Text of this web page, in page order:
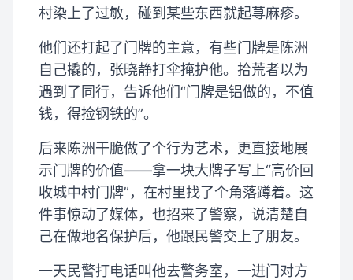
村染上了过敏，碰到某些东西就起荨麻疹。
他们还打起了门牌的主意，有些门牌是陈洲
自己撬的，张晓静打伞掩护他。拾荒者以为
遇到了同行，告诉他们“门牌是铝做的，不值
钱，得捡钢铁的”。
后来陈洲干脆做了个行为艺术，更直接地展
示门牌的价值——拿一块大牌子写上“高价回
收城中村门牌”，在村里找了个角落蹲着。这
件事惊动了媒体，也招来了警察，说清楚自
己在做地名保护后，他跟民警交上了朋友。
一天民警打电话叫他去警务室，一进门对方